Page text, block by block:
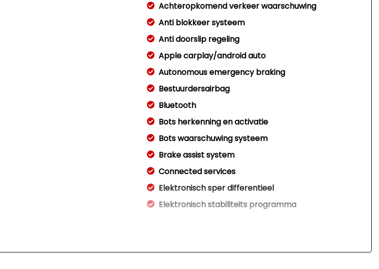
Achteropkomend verkeer waarschuwing
Anti blokkeer systeem
Anti doorslip regeling
Apple carplay/android auto
Autonomous emergency braking
Bestuurdersairbag
Bluetooth
Bots herkenning en activatie
Bots waarschuwing systeem
Brake assist system
Connected services
Elektronisch sper differentieel
Elektronisch stabiliteits programma
Hoofd airbag(s) voor